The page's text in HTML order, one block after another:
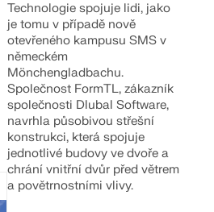
Technologie spojuje lidi, jako
je tomu v případě nově
otevřeného kampusu SMS v
německém
Mönchengladbachu.
Společnost FormTL, zákazník
společnosti Dlubal Software,
navrhla působivou střešní
konstrukci, která spojuje
jednotlivé budovy ve dvoře a
chrání vnitřní dvůr před větrem
a povětrnostními vlivy.